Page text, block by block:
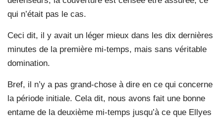
qui n’était pas le cas.
Ceci dit, il y avait un léger mieux dans les dix dernières
minutes de la première mi-temps, mais sans véritable
domination.
Bref, il n’y a pas grand-chose à dire en ce qui concerne
la période initiale. Cela dit, nous avons fait une bonne
entame de la deuxième mi-temps jusqu’à ce que Ellyes